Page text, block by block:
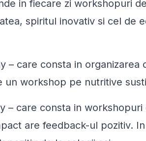
in fiecare zi workshopuri
spiritul inovativ si cel de
– care consta in
un workshop pe nutritive
– care consta in
are feedback-ul pozitiv.